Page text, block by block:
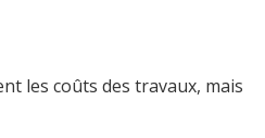
les coûts des travaux, mais